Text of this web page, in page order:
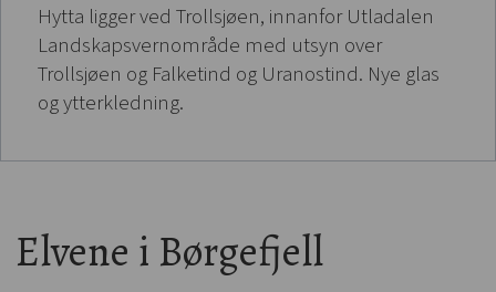
Hytta ligger ved Trollsjøen, innanfor Utladalen
Landskapsvernområde med utsyn over
Trollsjøen og Falketind og Uranostind. Nye glas
og ytterkledning.
Elvene i Børgefjell